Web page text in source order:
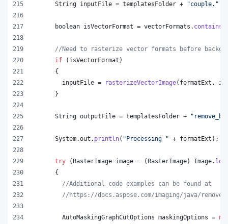
String inputFile = templatesFolder + "couple."
boolean isVectorFormat = vectorFormats . contains
//Need to rasterize vector formats before
if ( isVectorFormat )
      {
inputFile = rasterizeVectorImage( formatExt ,
      }
String outputFile = templatesFolder +
System.out . println( "Processing " + formatExt );
try (RasterImage image = (RasterImage) Image.
      {
//Additional code examples can be found at
//https://docs.aspose.com/imaging/java/remove-
AutoMaskingGraphCutOptions maskingOptions =